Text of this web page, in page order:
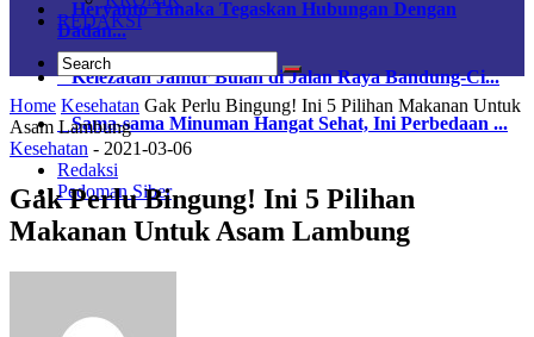
Heryanto Tanaka Tegaskan Hubungan Dengan
Dadan...
Kelezatan Jamur Bulan di Jalan Raya Bandung-Ci...
Sama-sama Minuman Hangat Sehat, Ini Perbedaan ...
Redaksi
Pedoman Siber
REDAKSI
Home Kesehatan Gak Perlu Bingung! Ini 5 Pilihan Makanan Untuk
Asam Lambung
Kesehatan - 2021-03-06
Gak Perlu Bingung! Ini 5 Pilihan
Makanan Untuk Asam Lambung